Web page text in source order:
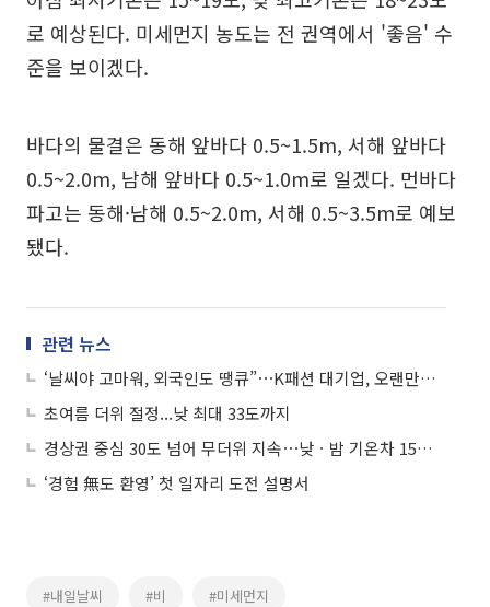
로 예상된다. 미세먼지 농도는 전 권역에서 '좋음' 수
준을 보이겠다.
바다의 물결은 동해 앞바다 0.5~1.5m, 서해 앞바다
0.5~2.0m, 남해 앞바다 0.5~1.0m로 일겠다. 먼바다
파고는 동해·남해 0.5~2.0m, 서해 0.5~3.5m로 예보
됐다.
관련 뉴스
‘날씨야 고마워, 외국인도 땡큐”⋯K패션 대기업, 오랜만에 실적 ‘기지개’
초여름 더위 절정...낮 최대 33도까지
경상권 중심 30도 넘어 무더위 지속⋯낮ㆍ밤 기온차 15도 안팎
‘경험 無도 환영’ 첫 일자리 도전 설명서
#내일날씨 #비 #미세먼지